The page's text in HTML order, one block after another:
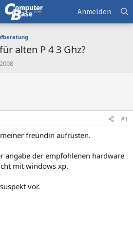
Anmelden
alten P 4 3 Ghz?
#1
freundin aufrüsten.
angabe der empfohlenen hardware
mit windows xp.
vor.